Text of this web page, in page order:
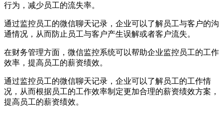
行为，减少员工的流失率。
通过监控员工的微信聊天记录，企业可以了解员工与客户的沟
通情况，从而防止员工与客户产生误解或者客户流失。
在财务管理方面，微信监控系统可以帮助企业监控员工的工作
效率，提高员工的薪资绩效。
通过监控员工的微信聊天记录，企业可以了解员工的工作情
况，从而根据员工的工作效率制定更加合理的薪资绩效方案，
提高员工的薪资绩效。